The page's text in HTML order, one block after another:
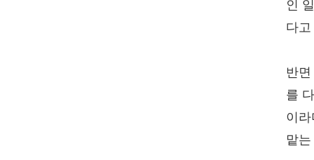
인
다
반
를
이
맡